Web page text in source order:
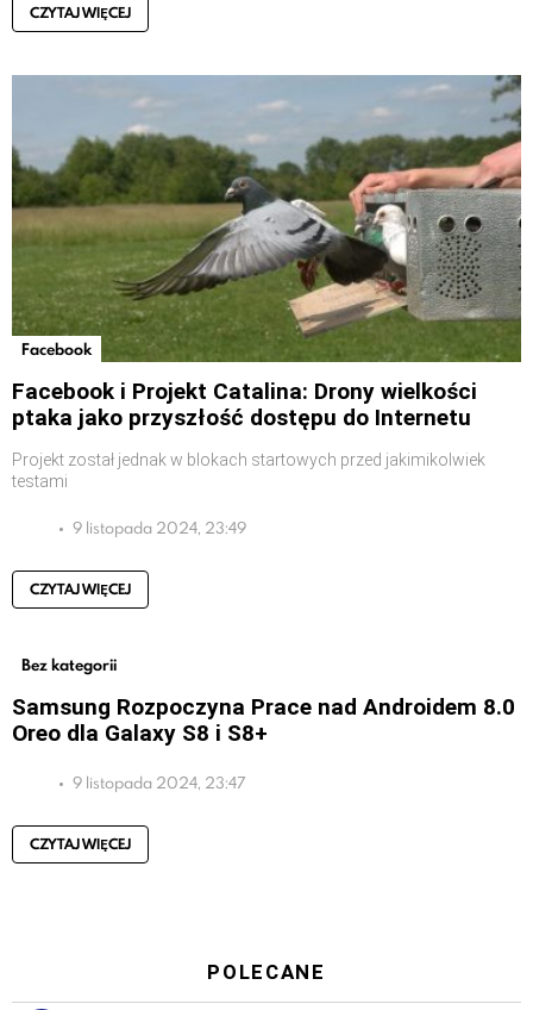
CZYTAJ WIĘCEJ
Facebook
Facebook i Projekt Catalina: Drony wielkości
ptaka jako przyszłość dostępu do Internetu
Projekt został jednak w blokach startowych przed jakimikolwiek
testami
9 listopada 2024, 23:49
CZYTAJ WIĘCEJ
Bez kategorii
Samsung Rozpoczyna Prace nad Androidem 8.0
Oreo dla Galaxy S8 i S8+
9 listopada 2024, 23:47
CZYTAJ WIĘCEJ
POLECANE